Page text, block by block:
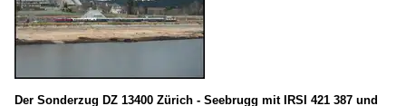
E-Loks | konventionell
6 111 BR 111
Der Sonderzug DZ 13400 Zürich - Seebrugg mit IRSI 421 387 und